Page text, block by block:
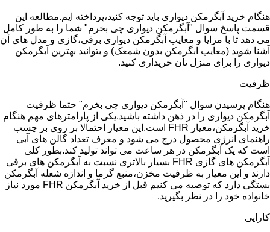
هنگام خرید آبگرمکن دیواری باید توجه کنید،پرداخته ایم.مطالعه این
قسمت پاسخ سوال "آبگرمکن دیواری چی بخرم" شما را به طور کامل
می دهد تا با مزایا و معایب آبگرمکن دیواری برقی،گازی و مدل های آن
آشنا شوید (معایب ابگرمکن بدون شمعک) و بتوانید بهترین آبگرمکن
دیواری را برای منزل تان خریداری کنید.
ظرفیت
هنگام پرسیدن سوال "آبگرمکن دیواری چی بخرم" حتما ظرفیت
آبگرمکن دیواری را در ذهن داشته باشید.یکی از پارامترهای مهم هنگام
خرید آبگرمکن،معیار FHR است.این معیار احتمالا بر روی بر چسب
راهنمای انرژی محصول درج می شود و معرف تعداد گالن های آبی
است که یک آبگرمکن در هر ساعت می تواند تولید کند.بطور کلی
آبگرمکن های گازی FHR بسیار بالاتری نسبت به آبگرمکن های برقی
دارند و این معیار به ظرفیت مخزن،منبع گرما و اندازه شعله آبگرمکن
بستگی دارد که توصیه می کنیم قبل از خرید آبگرمکن FHR مورد نیاز
خانواده خود را در نظر بگیرید.
کارایی